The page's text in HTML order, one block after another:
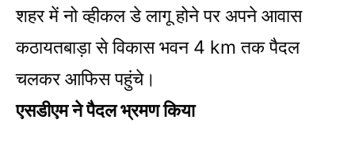
शहर में नो व्हीकल डे लागू होने पर अपने आवास
कठायतबाड़ा से विकास भवन 4 km तक पैदल
चलकर आफिस पहुंचे।
एसडीएम ने पैदल भ्रमण किया